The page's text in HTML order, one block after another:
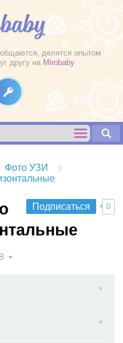
делятся опытом
другу на Mirobaby
Фото УЗИ
Подписаться 0